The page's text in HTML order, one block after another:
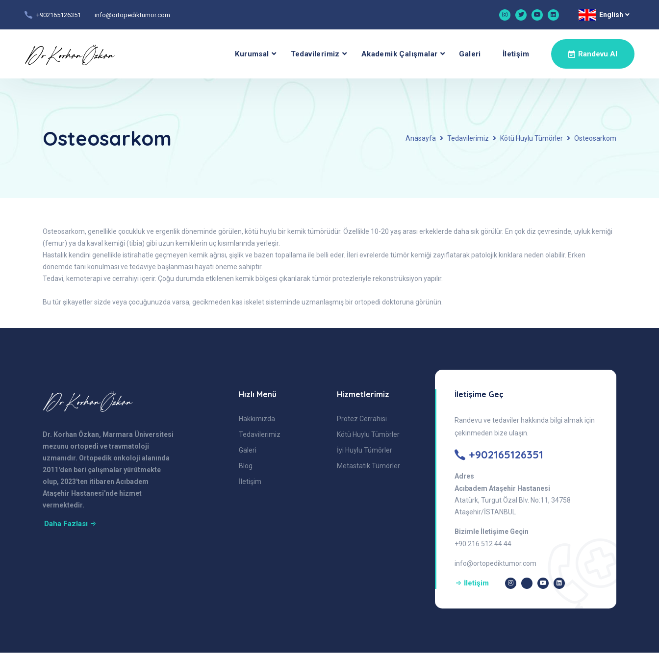
+902165126351 info@ortopediktumor.com English
Kurumsal Tedavilerimiz Akademik Çalışmalar Galeri İletişim Randevu Al
Osteosarkom Anasayfa Tedavilerimiz Kötü Huylu Tümörler Osteosarkom
Osteosarkom, genellikle çocukluk ve ergenlik döneminde görülen, kötü huylu bir kemik tümörüdür. Özellikle 10-20 yaş arası erkeklerde daha sık görülür. En çok diz çevresinde, uyluk kemiği
(femur) ya da kaval kemiği (tibia) gibi uzun kemiklerin uç kısımlarında yerleşir.
Hastalık kendini genellikle istirahatle geçmeyen kemik ağrısı, şişlik ve bazen topallama ile belli eder. İleri evrelerde tümör kemiği zayıflatarak patolojik kırıklara neden olabilir. Erken
dönemde tanı konulması ve tedaviye başlanması hayati öneme sahiptir.
Tedavi, kemoterapi ve cerrahiyi içerir. Çoğu durumda etkilenen kemik bölgesi çıkarılarak tümör protezleriyle rekonstrüksiyon yapılır.
Bu tür şikayetler sizde veya çocuğunuzda varsa, gecikmeden kas iskelet sisteminde uzmanlaşmış bir ortopedi doktoruna görünün.
Dr. Korhan Özkan, Marmara Üniversitesi
mezunu ortopedi ve travmatoloji
uzmanıdır. Ortopedik onkoloji alanında
2011'den beri çalışmalar yürütmekte
olup, 2023'ten itibaren Acıbadem
Ataşehir Hastanesi'nde hizmet
vermektedir.
Daha Fazlası
Hızlı Menü
Hakkımızda
Tedavilerimiz
Galeri
Blog
İletişim
Hizmetlerimiz
Protez Cerrahisi
Kötü Huylu Tümörler
İyi Huylu Tümörler
Metastatik Tümörler
İletişime Geç
Randevu ve tedaviler hakkında bilgi almak için
çekinmeden bize ulaşın.
+902165126351
Adres
Acıbadem Ataşehir Hastanesi
Atatürk, Turgut Özal Blv. No:11, 34758
Ataşehir/İSTANBUL
Bizimle İletişime Geçin
+90 216 512 44 44
info@ortopediktumor.com
İletişim